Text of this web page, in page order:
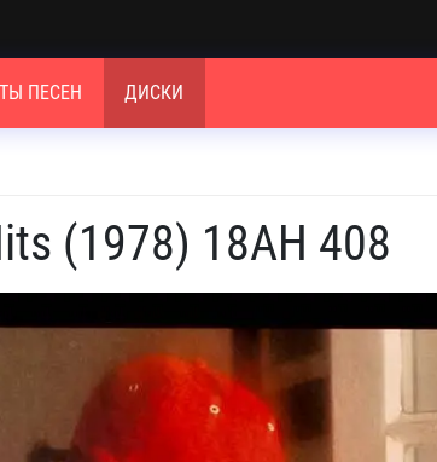
ПЕСЕН ДИСКИ
(1978) 18AH 408